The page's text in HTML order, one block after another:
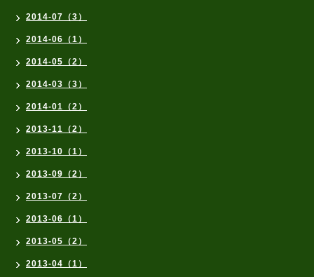
2014-07（3）
2014-06（1）
2014-05（2）
2014-03（3）
2014-01（2）
2013-11（2）
2013-10（1）
2013-09（2）
2013-07（2）
2013-06（1）
2013-05（2）
2013-04（1）